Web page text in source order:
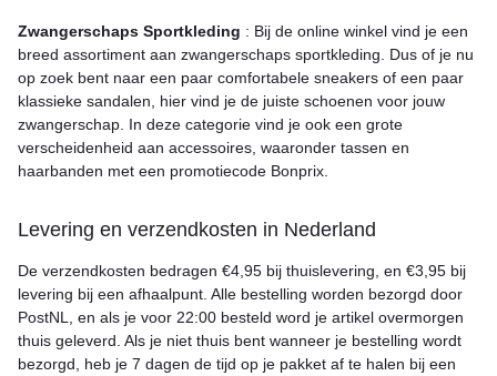
Zwangerschaps Sportkleding : Bij de online winkel vind je een
breed assortiment aan zwangerschaps sportkleding. Dus of je nu
op zoek bent naar een paar comfortabele sneakers of een paar
klassieke sandalen, hier vind je de juiste schoenen voor jouw
zwangerschap. In deze categorie vind je ook een grote
verscheidenheid aan accessoires, waaronder tassen en
haarbanden met een promotiecode Bonprix.
Levering en verzendkosten in Nederland
De verzendkosten bedragen €4,95 bij thuislevering, en €3,95 bij
levering bij een afhaalpunt. Alle bestelling worden bezorgd door
PostNL, en als je voor 22:00 besteld word je artikel overmorgen
thuis geleverd. Als je niet thuis bent wanneer je bestelling wordt
bezorgd, heb je 7 dagen de tijd op je pakket af te halen bij een